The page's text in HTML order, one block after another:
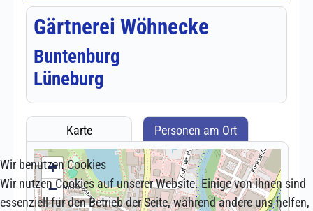
Wir benutzen Cookies
Wir nutzen Cookies auf unserer Website. Einige von ihnen sind
essenziell für den Betrieb der Seite, während andere uns helfen,